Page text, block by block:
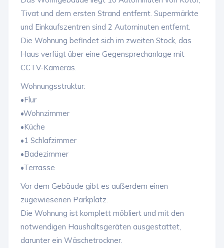
Tivat und dem ersten Strand entfernt. Supermärkte
und Einkaufszentren sind 2 Autominuten entfernt.
Die Wohnung befindet sich im zweiten Stock, das
Haus verfügt über eine Gegensprechanlage mit
CCTV-Kameras.
Wohnungsstruktur:
•Flur
•Wohnzimmer
•Küche
•1 Schlafzimmer
•Badezimmer
•Terrasse
Vor dem Gebäude gibt es außerdem einen
zugewiesenen Parkplatz.
Die Wohnung ist komplett möbliert und mit den
notwendigen Haushaltsgeräten ausgestattet,
darunter ein Wäschetrockner.